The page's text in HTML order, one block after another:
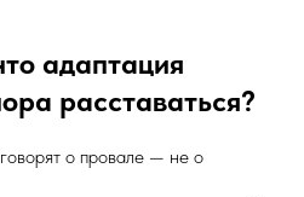
адаптация
расставаться?
о провале — не о